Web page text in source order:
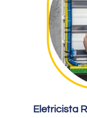
Eletricista